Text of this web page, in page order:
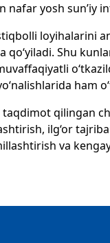
nafar yosh sun’iy
loyihalarini
qo‘yiladi. Shu
ham
qilingan
ilg‘or
va